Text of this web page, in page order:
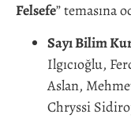
Felsefe” temasına
Sayı Bilim
Ilgıcıoğlu,
Aslan,
Chryssi